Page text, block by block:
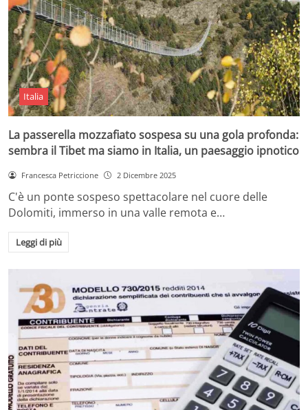
Italia
La passerella mozzafiato sospesa su una gola profonda:
sembra il Tibet ma siamo in Italia, un paesaggio ipnotico
Francesca Petriccione 2 Dicembre 2025
C'è un ponte sospeso spettacolare nel cuore delle
Dolomiti, immerso in una valle remota e…
Leggi di più